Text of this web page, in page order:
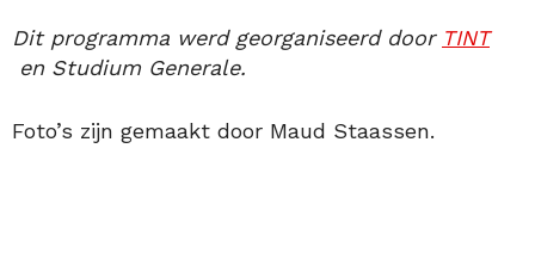
Dit programma werd georganiseerd door TINT
en Studium Generale.
Foto’s zijn gemaakt door Maud Staassen.